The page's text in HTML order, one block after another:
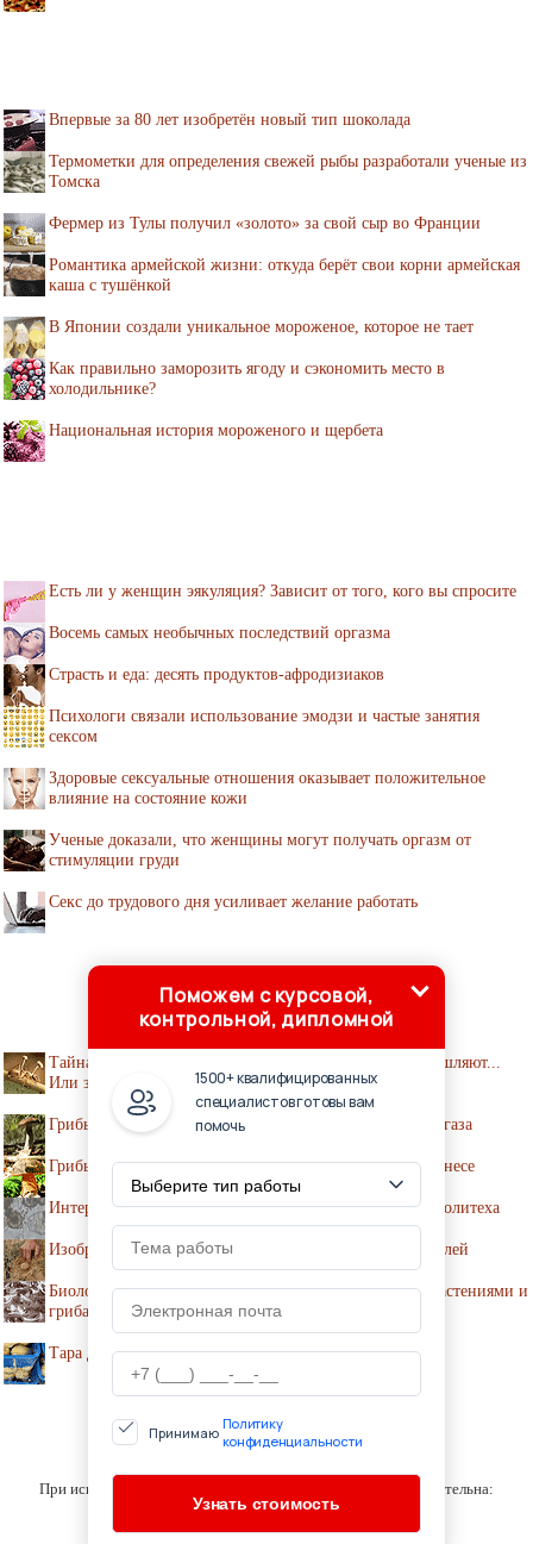
Впервые за 80 лет изобретён новый тип шоколада
Термометки для определения свежей рыбы разработали ученые из
Томска
Фермер из Тулы получил «золото» за свой сыр во Франции
Романтика армейской жизни: откуда берёт свои корни армейская
каша с тушёнкой
В Японии создали уникальное мороженое, которое не тает
Как правильно заморозить ягоду и сэкономить место в
холодильнике?
Национальная история мороженого и щербета
Есть ли у женщин эякуляция? Зависит от того, кого вы спросите
Восемь самых необычных последствий оргазма
Страсть и еда: десять продуктов-афродизиаков
Психологи связали использование эмодзи и частые занятия
сексом
Здоровые сексуальные отношения оказывает положительное
влияние на состояние кожи
Ученые доказали, что женщины могут получать оргазм от
стимуляции груди
Секс до трудового дня усиливает желание работать
Тайна грибного интеллекта: мы их едим, а они размышляют...
Или замышляют месть?
Грибы связывают больше трети выбросов углекислого газа
Грибы с витамином D – новый тренд в тепличном бизнесе
Интересные факты о грибах от экспертов Пермского Политеха
Изобретен промышленный метод выращивания трюфелей
Биологи обнаружили «торговые отношения» между растениями и
грибами
Тара для хранения и транспортировки грибов
© KNIGAKULINARA.RU 2001-2020
При использовании материалов сайта активная ссылка обязательна:
http://knigakulinara.ru/ 'Библиотека по кулинарии
Поможем с курсовой,
контрольной, дипломной
1500+ квалифицированных
специалистов готовы вам
помочь
Принимаю Политику
конфиденциальности